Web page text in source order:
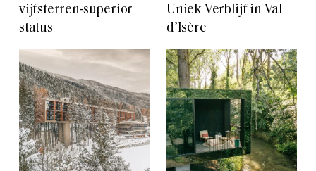
vijfsterren-superior
status
Uniek Verblijf in Val
d’Isère